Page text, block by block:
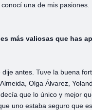
una de mis
más valiosas que has
antes. Tuve la buena
Olga Álvarez,
que lo único y mejor
uno estaba seguro que